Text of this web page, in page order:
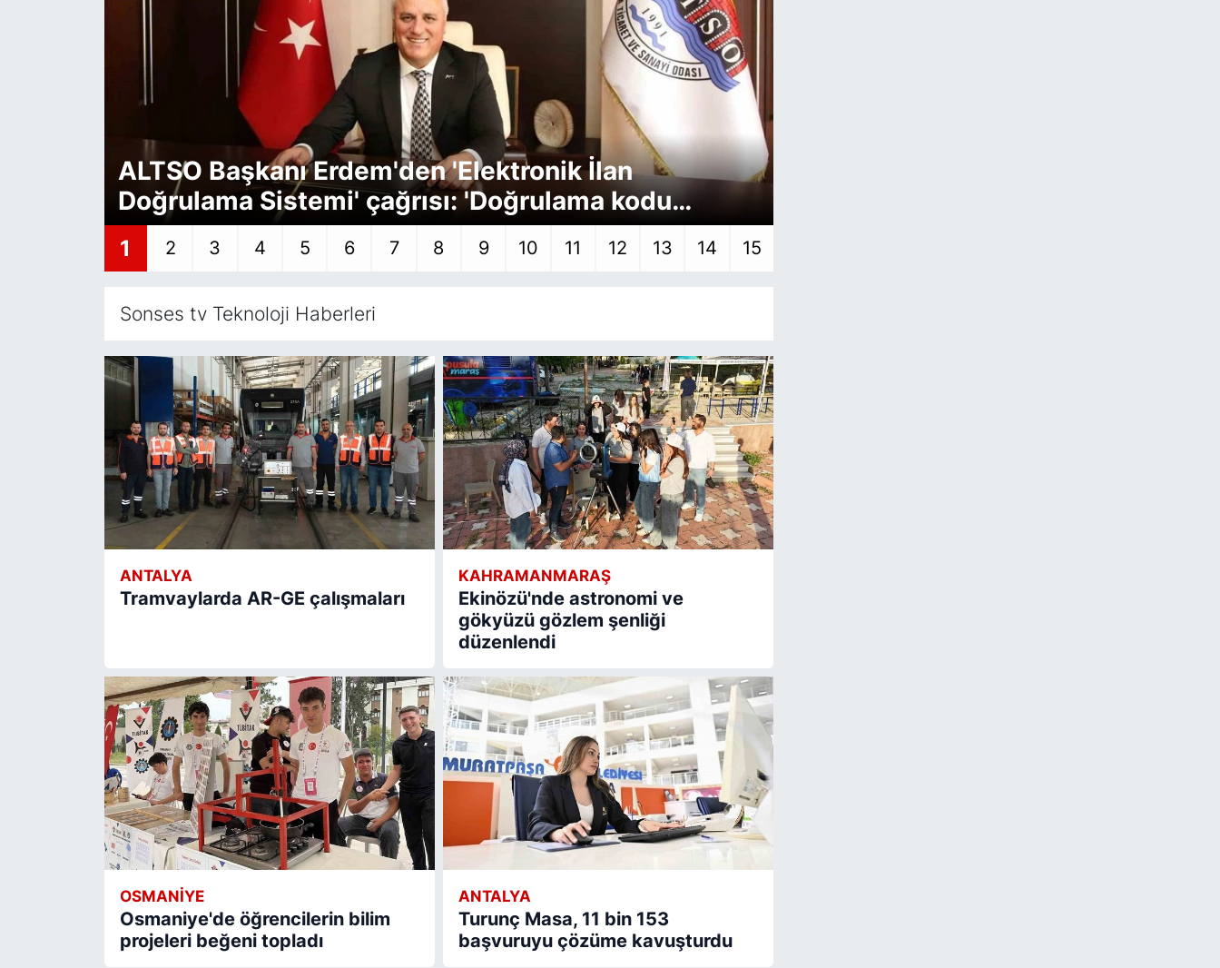
ALTSO Başkanı Erdem'den 'Elektronik İlan
Doğrulama Sistemi' çağrısı: 'Doğrulama kodu
sistemi getirilmeli'
1 2 3 4 5 6 7 8 9 10 11 12 13 14 15
Sonses tv Teknoloji Haberleri
ANTALYA
Tramvaylarda AR-GE çalışmaları
KAHRAMANMARAŞ
Ekinözü'nde astronomi ve
gökyüzü gözlem şenliği
düzenlendi
OSMANIYE
Osmaniye'de öğrencilerin bilim
projeleri beğeni topladı
ANTALYA
Turunç Masa, 11 bin 153
başvuruyu çözüme kavuşturdu
YEREL HABER